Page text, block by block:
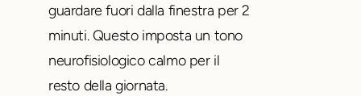
guardare fuori dalla finestra per 2
minuti. Questo imposta un tono
neurofisiologico calmo per il
resto della giornata.